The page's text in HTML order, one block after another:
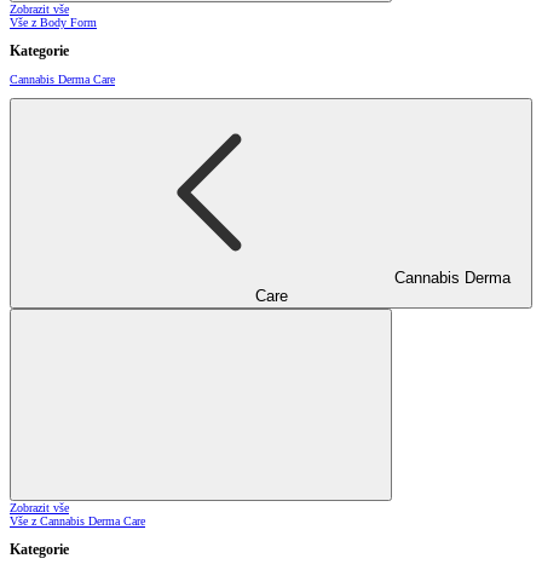
Zobrazit vše
Vše z Body Form
Kategorie
Cannabis Derma Care
Cannabis Derma
Care
Zobrazit vše
Vše z Cannabis Derma Care
Kategorie